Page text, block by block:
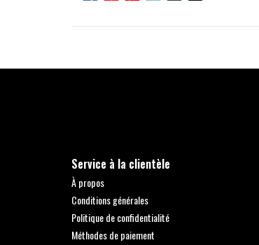
Service à la clientèle
À propos
Conditions générales
Politique de confidentialité
Méthodes de paiement